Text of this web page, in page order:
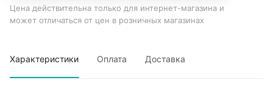
Цена действительна только для интернет-магазина и
может отличаться от цен в розничных магазинах
Характеристики Оплата Доставка